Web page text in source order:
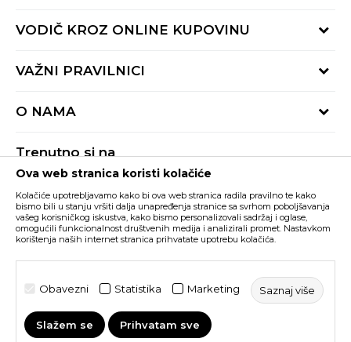
Provjeri status porudžbine
Radno vrijeme 9-16h
VODIČ KROZ ONLINE KUPOVINU
Načini isporuke
Reklamacije
VAŽNI PRAVILNICI
Pravila Sport&Bonus programa
O NAMA
BUZZ Shopovi
Postani dio BUZZ tima
Trenutno si na
Buzz Crna Gora PROMIJENI
Nastojimo da budemo što precizniji u opisu proizvoda, prikazu slika i samih
cijena, ali ne možemo garantovati da su sve informacije kompletne i bez
grešaka. Svi artikli prikazani na sajtu su dio naše ponude i ne podrazumijeva da
su dostupni u svakom trenutku. Raspoloživost robe možete provjeriti pozivom
©2026www.buzzsneakers.me, IzradaNB SOFT. Sva prava
Ova web stranica koristi kolačiće
Kolačiće upotrebljavamo kako bi ova web stranica radila pravilno te kako
bismo bili u stanju vršiti dalja unapređenja stranice sa svrhom poboljšavanja
vašeg korisničkog iskustva, kako bismo personalizovali sadržaj i oglase,
omogućili funkcionalnost društvenih medija i analizirali promet. Nastavkom
korištenja naših internet stranica prihvatate upotrebu kolačića.
Obavezni Statistika Marketing Saznaj više
Slažem se Prihvatam sve